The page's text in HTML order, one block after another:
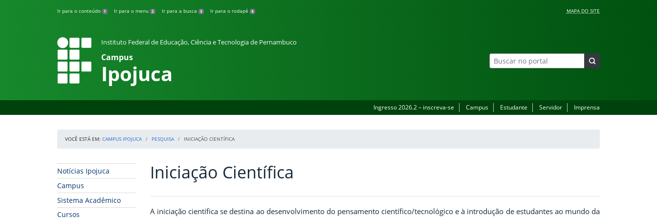
Ir para o conteúdo 1 Ir para o menu 2 Ir para a busca 3 Ir para o rodapé 4 MAPA DO SITE
Instituto Federal de Educação, Ciência e Tecnologia de Pernambuco
Campus
Ipojuca
Ingresso 2026.2 – inscreva-se Campus Estudante Servidor Imprensa
VOCÊ ESTÁ EM: CAMPUS IPOJUCA PESQUISA INICIAÇÃO CIENTÍFICA
Início da navegação
Notícias Ipojuca
Campus
Sistema Acadêmico
Cursos
Início do conteúdo
Iniciação Científica
A iniciação científica se destina ao desenvolvimento do pensamento científico/tecnológico e à introdução de estudantes ao mundo da